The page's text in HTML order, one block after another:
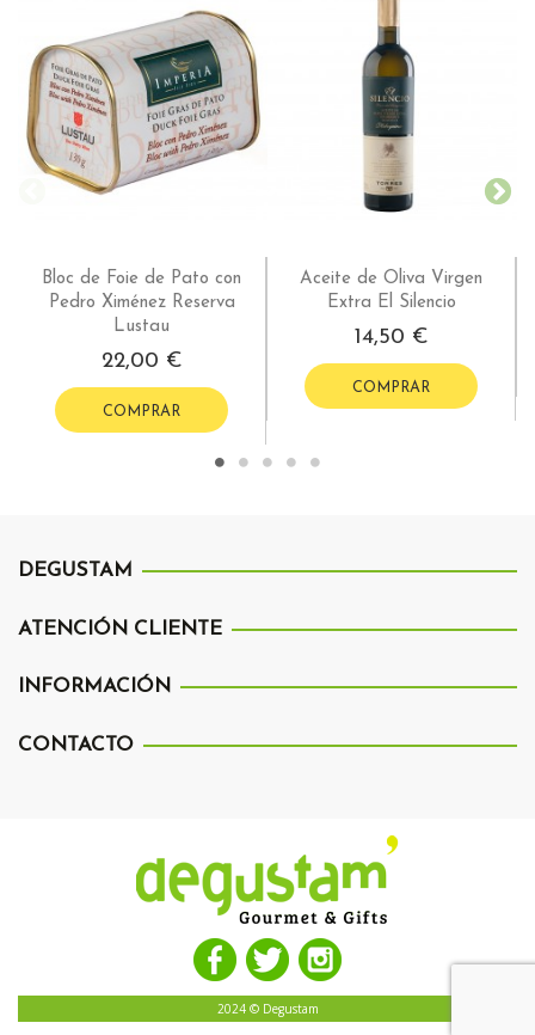
Bloc de Foie de Pato con
Pedro Ximénez Reserva
Lustau
22,00 €
COMPRAR
Aceite de Oliva Virgen
Extra El Silencio
14,50 €
COMPRAR
DEGUSTAM
ATENCIÓN CLIENTE
INFORMACIÓN
CONTACTO
2024 © Degustam